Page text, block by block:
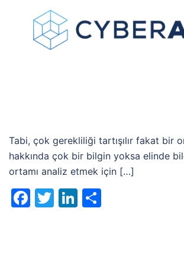
Tabi, çok gerekliliği tartışılır fakat bir
hakkında çok bir bilgin yoksa elinde
ortamı analiz etmek için […]
Facebook
TwitterLinkedIn